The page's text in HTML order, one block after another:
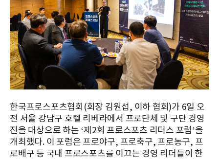
한국프로스포츠협회(회장 김원섭, 이하 협회)가 6일 오
전 서울 강남구 호텔 리베라에서 프로단체 및 구단 경영
진을 대상으로 하는 ‘제2회 프로스포츠 리더스 포럼’을
개최했다. 이 포럼은 프로야구, 프로축구, 프로농구, 프
로배구 등 국내 프로스포츠를 이끄는 경영 리더들이 한